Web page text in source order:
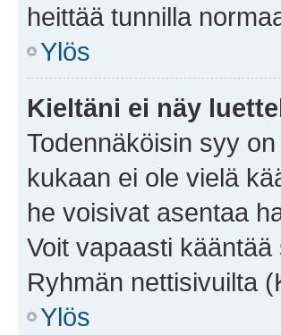
heittää tunnilla
Ylös
Kieltäni ei näy
Todennäköisin syy
kukaan ei ole vielä
he voisivat asentaa
Voit vapaasti
Ryhmän nettisivuilta
Ylös